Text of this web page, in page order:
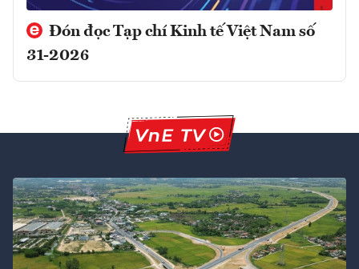
Đón đọc Tạp chí Kinh tế Việt Nam số
31-2026